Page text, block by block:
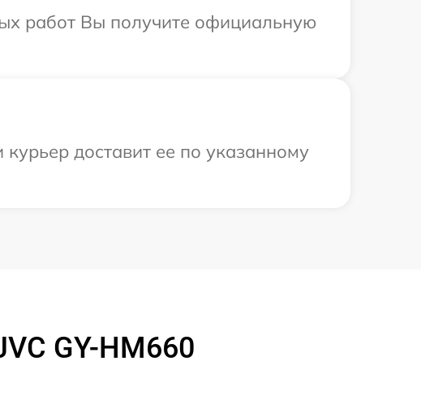
работ Вы получите официальную
доставит ее по указанному
GY-HM660